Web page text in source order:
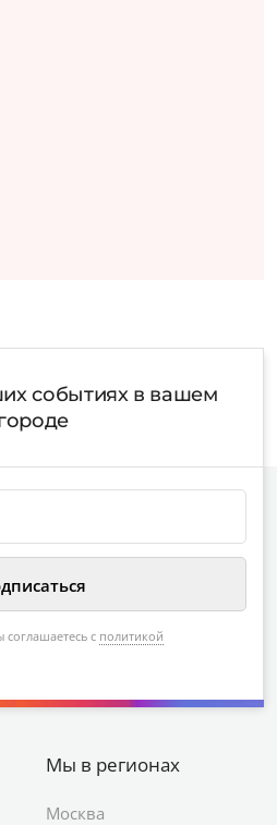
событиях в вашем
соглашаетесь с политикой
Мы в регионах
Москва